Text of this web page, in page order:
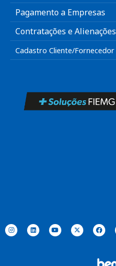
Pagamento a Empresas
Contratações e Alienações
Cadastro Cliente/Fornecedor